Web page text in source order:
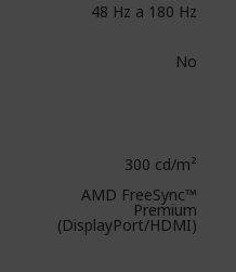
48 Hz a 180 Hz
No
300 cd/m²
AMD FreeSync™
Premium
(DisplayPort/HDMI)